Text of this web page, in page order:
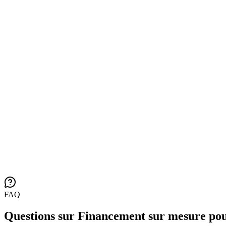
FAQ
Questions sur Financement sur mesure